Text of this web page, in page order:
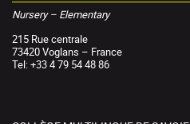
Nursery – Elementary
215 Rue centrale
73420 Voglans – France
Tel: +33 4 79 54 48 86